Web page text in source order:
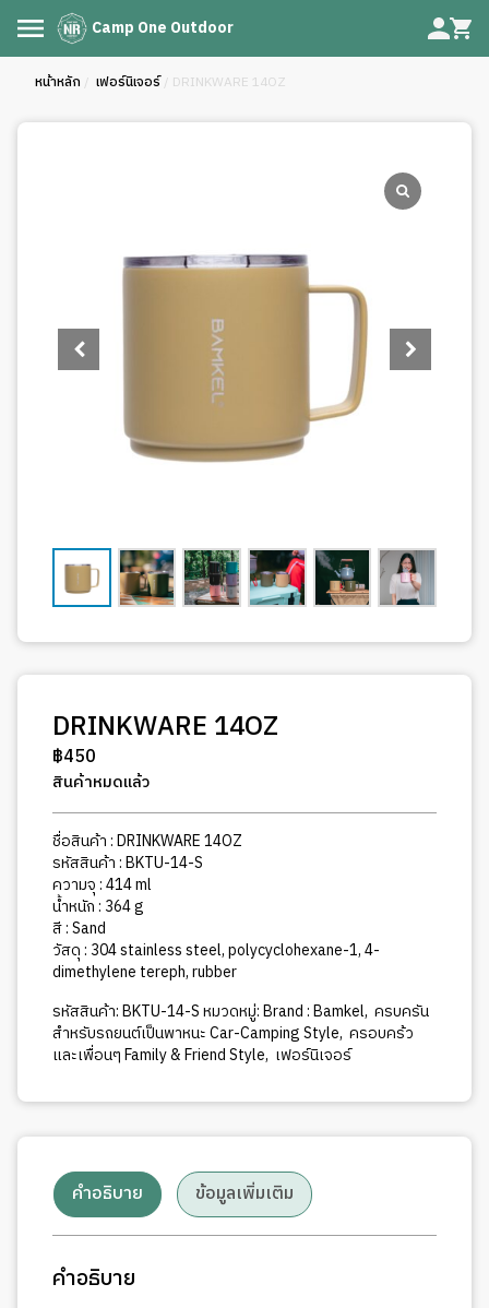
Camp One Outdoor
หน้าหลัก / เฟอร์นิเจอร์/ DRINKWARE 14OZ
DRINKWARE 14OZ
฿450
สินค้าหมดแล้ว
ชื่อสินค้า : DRINKWARE 14OZ
รหัสสินค้า : BKTU-14-S
ความจุ : 414 ml
น้ำหนัก : 364 g
สี : Sand
วัสดุ : 304 stainless steel, polycyclohexane-1, 4-
dimethylene tereph, rubber
รหัสสินค้า:BKTU-14-Sหมวดหมู่:Brand : Bamkel, ครบครัน
สำหรับรถยนต์เป็นพาหนะ Car-Camping Style, ครอบคร้ว
และเพื่อนๆ Family & Friend Style, เฟอร์นิเจอร์
คำอธิบาย ข้อมูลเพิ่มเติม
คำอธิบาย